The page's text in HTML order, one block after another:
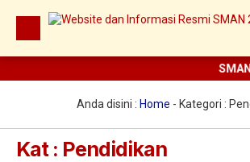
Prestasi
Anda disini : Home - Kategori :
Kat : Pendidikan